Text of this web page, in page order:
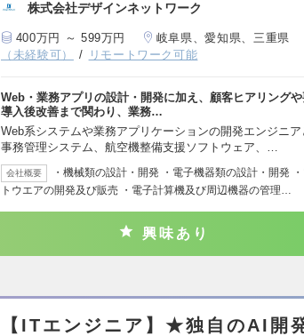
株式会社デザインネットワーク
400万円 ～ 599万円 岐阜県、愛知県、三重県
（未経験可）
リモートワーク可能
Web・業務アプリの設計・開発に加え、顧客ヒアリングや
導入後改善まで関わり、業務…
Web系システムや業務アプリケーションの開発エンジニ
事務管理システム、航空機整備支援ソフトウェア、…
会社概要
・機械類の設計・開発 ・電子機器類の設計・開発
トウエアの開発及び販売 ・電子計算機及び周辺機器の管理…
興味あり
【ITエンジニア】★独自のAI開